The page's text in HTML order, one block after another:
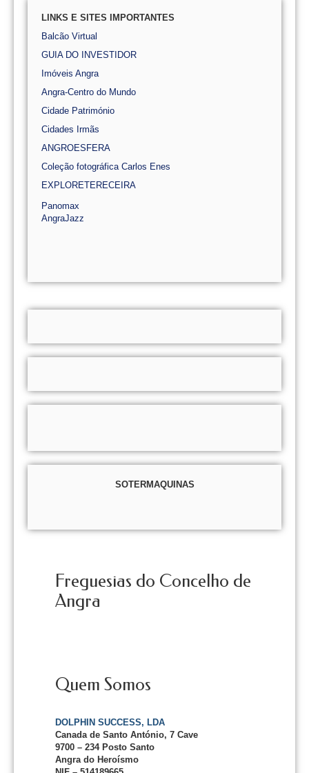
LINKS E SITES IMPORTANTES
Balcão Virtual
GUIA DO INVESTIDOR
Imóveis Angra
Angra-Centro do Mundo
Cidade Património
Cidades Irmãs
ANGROESFERA
Coleção fotográfica Carlos Enes
EXPLORETERECEIRA
Panomax
AngraJazz
SOTERMAQUINAS
Freguesias do Concelho de
Angra
Quem Somos
DOLPHIN SUCCESS, LDA
Canada de Santo António, 7 Cave
9700 – 234 Posto Santo
Angra do Heroísmo